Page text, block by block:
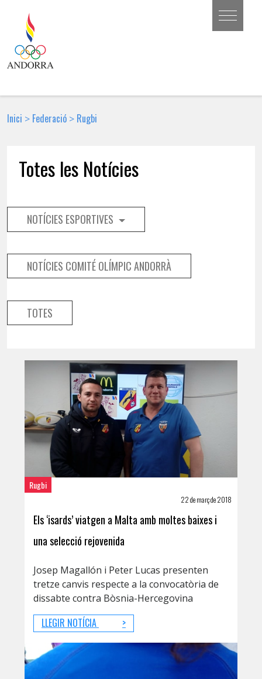
Inici > Federació > Rugbi
Totes les Notícies
NOTÍCIES ESPORTIVES
NOTÍCIES COMITÉ OLÍMPIC ANDORRÀ
TOTES
Rugbi
22 de març de 2018
Els ‘isards’ viatgen a Malta amb moltes baixes i
una selecció rejovenida
Josep Magallón i Peter Lucas presenten
tretze canvis respecte a la convocatòria de
dissabte contra Bòsnia-Hercegovina
LLEGIR NOTÍCIA >